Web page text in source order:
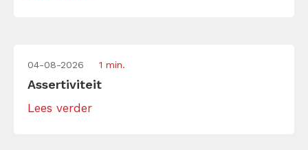
04-08-2026 1 min.
Assertiviteit
Lees verder